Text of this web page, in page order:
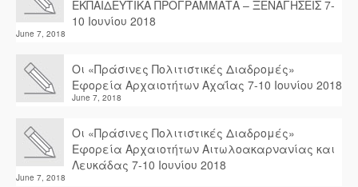
ΕΚΠΑΙΔΕΥΤΙΚΑ ΠΡΟΓΡΑΜΜΑΤΑ – ΞΕΝΑΓΗΣΕΙΣ 7-
10 Ιουνίου 2018
June 7, 2018
Οι «Πράσινες Πολιτιστικές Διαδρομές»
Εφορεία Αρχαιοτήτων Αχαΐας 7-10 Ιουνίου 2018
June 7, 2018
Οι «Πράσινες Πολιτιστικές Διαδρομές»
Εφορεία Αρχαιοτήτων Αιτωλοακαρνανίας και
Λευκάδας 7-10 Ιουνίου 2018
June 7, 2018